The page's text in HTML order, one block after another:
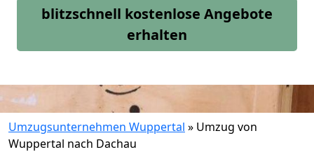
blitzschnell kostenlose Angebote
erhalten
Umzugsunternehmen Wuppertal » Umzug von
Wuppertal nach Dachau